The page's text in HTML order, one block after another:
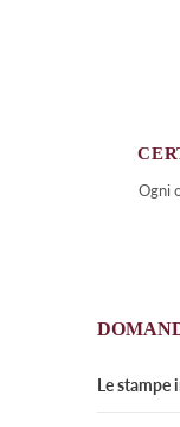
Ogni
Le stampe